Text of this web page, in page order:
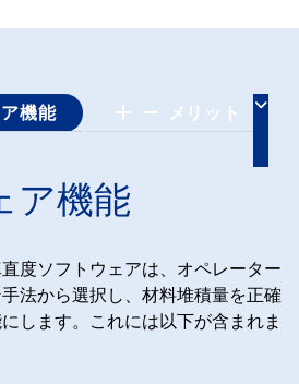
機能 メリット
ア機能
度ソフトウェアは、オペレーター
法から選択し、材料堆積量を正確
します。これには以下が含まれま